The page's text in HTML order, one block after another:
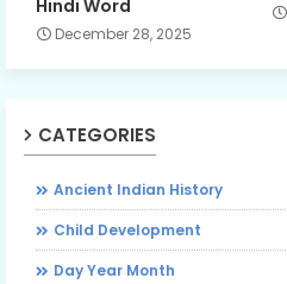
Hindi Word
December 28, 2025
CATEGORIES
Ancient Indian History
Child Development
Day Year Month